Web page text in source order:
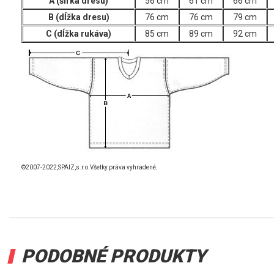
B (dĺžka dresu)
76 cm 76 cm 79 cm
C (dĺžka rukáva)
85 cm 89 cm 92 cm
©2007-2022,SPAIZ,s.r.o.Všetky práva vyhradené
PODOBNÉ PRODUKTY